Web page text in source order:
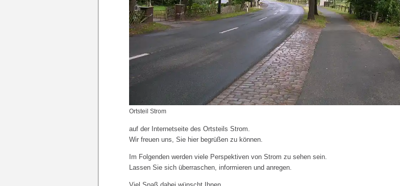
Ortsteil Strom
auf der Internetseite des Ortsteils Strom.
Wir freuen uns, Sie hier begrüßen zu können.
Im Folgenden werden viele Perspektiven von Strom zu sehen sein.
Lassen Sie sich überraschen, informieren und anregen.